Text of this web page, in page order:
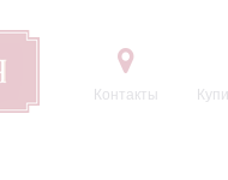
Контакты